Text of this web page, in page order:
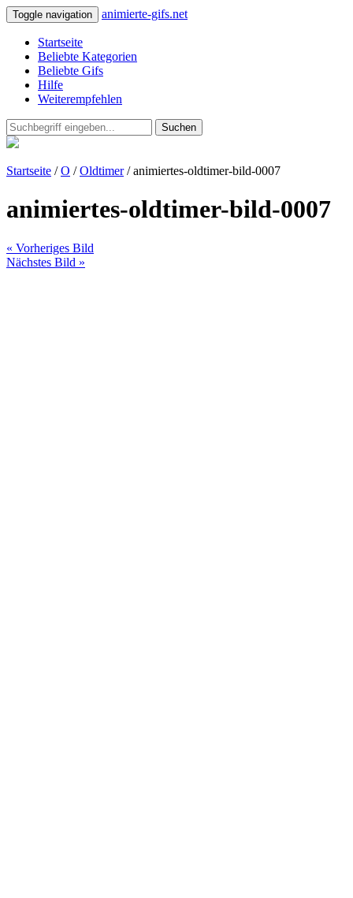
Toggle navigation animierte-gifs.net
Startseite
Beliebte Kategorien
Beliebte Gifs
Hilfe
Weiterempfehlen
Suchen
Startseite /O /Oldtimer/ animiertes-oldtimer-bild-0007
animiertes-oldtimer-bild-0007
« Vorheriges Bild
Nächstes Bild »